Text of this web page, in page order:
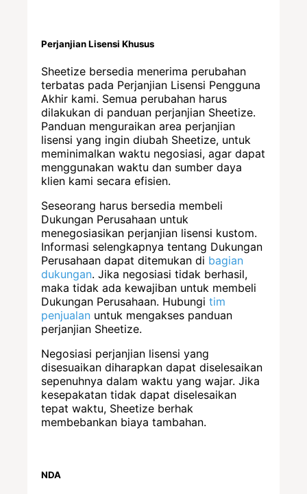
Perjanjian Lisensi Khusus
Sheetize bersedia menerima perubahan
terbatas pada Perjanjian Lisensi Pengguna
Akhir kami. Semua perubahan harus
dilakukan di panduan perjanjian Sheetize.
Panduan menguraikan area perjanjian
lisensi yang ingin diubah Sheetize, untuk
meminimalkan waktu negosiasi, agar dapat
menggunakan waktu dan sumber daya
klien kami secara efisien.
Seseorang harus bersedia membeli
Dukungan Perusahaan untuk
menegosiasikan perjanjian lisensi kustom.
Informasi selengkapnya tentang Dukungan
Perusahaan dapat ditemukan di bagian
dukungan. Jika negosiasi tidak berhasil,
maka tidak ada kewajiban untuk membeli
Dukungan Perusahaan. Hubungi tim
penjualan untuk mengakses panduan
perjanjian Sheetize.
Negosiasi perjanjian lisensi yang
disesuaikan diharapkan dapat diselesaikan
sepenuhnya dalam waktu yang wajar. Jika
kesepakatan tidak dapat diselesaikan
tepat waktu, Sheetize berhak
membebankan biaya tambahan.
NDA